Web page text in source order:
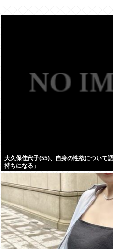
大久保佳代子(55)、自身の性欲について
持ちになる」